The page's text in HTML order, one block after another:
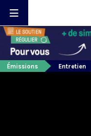
Émissions Entretien